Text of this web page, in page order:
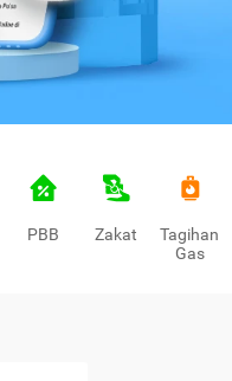
PBB Zakat
Tagihan
Gas